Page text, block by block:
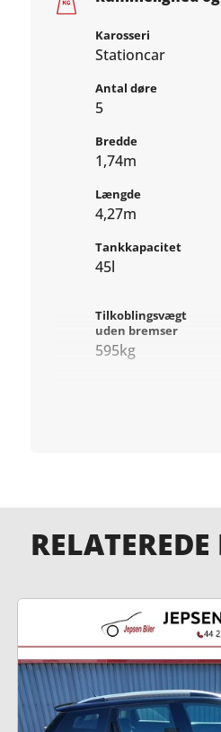
Karosseri
Stationcar
Antal døre
5
Bredde
1,74m
Længde
4,27m
Tankkapacitet
45l
Tilkoblingsvægt
uden bremser
595kg